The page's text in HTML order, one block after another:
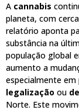
A cannabis
planeta, com
relatório aponta
substância na
população global
aumento a
especialmente em
legalização ou
Norte. Este